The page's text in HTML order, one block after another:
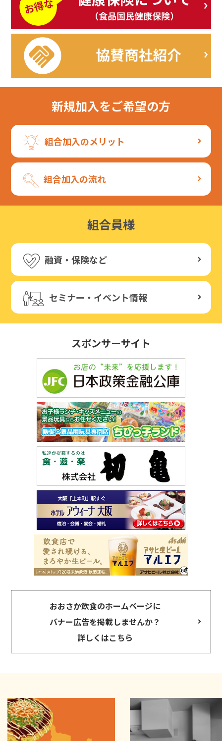
新規加入をご希望の方
組合加入のメリット
組合加入の流れ
組合員様
融資・保険など
セミナー・イベント情報
スポンサーサイト
おおさか飲食のホームページに
バナー広告を掲載しませんか？
詳しくはこちら